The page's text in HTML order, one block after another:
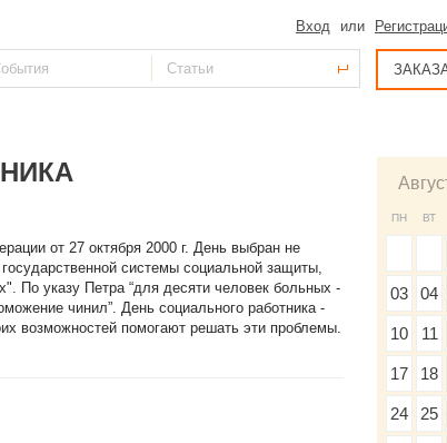
Вход или
от 27 октября 2000 г. День выбран не
системы социальной защиты,
По указу Петра “для десяти человек больных -
чинил”. День социального работника -
возможностей помогают решать эти проблемы.
ПН ВТ
03 04
10 11
17 18
24 25